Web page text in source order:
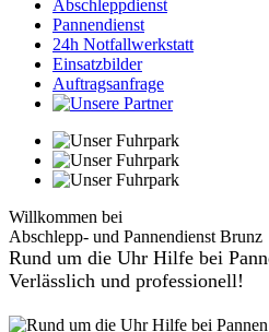
Abschleppdienst
Pannendienst
24h Notfallwerkstatt
Einsatzbilder
Auftragsanfrage
Willkommen bei
Abschlepp- und Pannendienst Brunz
Rund um die Uhr Hilfe bei
Verlässlich und professionell!